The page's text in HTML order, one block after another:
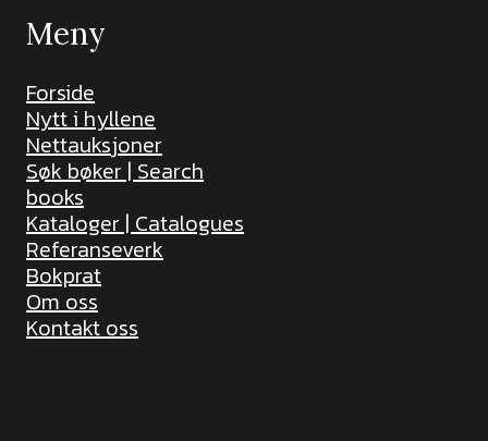
Meny
Forside
Nytt i hyllene
Nettauksjoner
Søk bøker | Search
books
Kataloger | Catalogues
Referanseverk
Bokprat
Om oss
Kontakt oss